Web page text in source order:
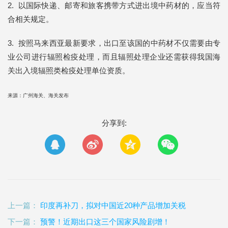
2. 以国际快递、邮寄和旅客携带方式进出境中药材的，应当符
合相关规定。
3. 按照马来西亚最新要求，出口至该国的中药材不仅需要由专
业公司进行辐照检疫处理，而且辐照处理企业还需获得我国海
关出入境辐照类检疫处理单位资质。
来源：广州海关、海关发布
分享到:
上一篇： 印度再补刀，拟对中国近20种产品增加关税
下一篇： 预警！近期出口这三个国家风险剧增！